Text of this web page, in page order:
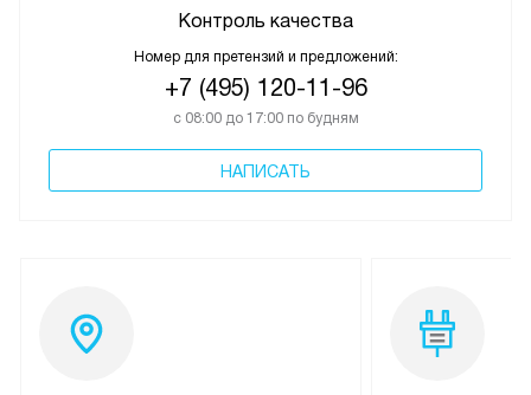
Контроль качества
Номер для претензий и предложений:
+7 (495) 120-11-96
с 08:00 до 17:00 по будням
НАПИСАТЬ